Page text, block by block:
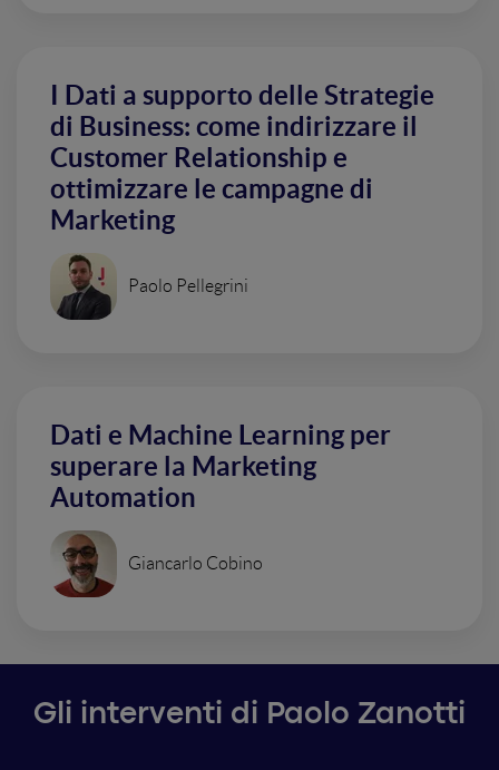
I Dati a supporto delle Strategie
di Business: come indirizzare il
Customer Relationship e
ottimizzare le campagne di
Marketing
Paolo Pellegrini
Dati e Machine Learning per
superare la Marketing
Automation
Giancarlo Cobino
Gli interventi di Paolo Zanotti